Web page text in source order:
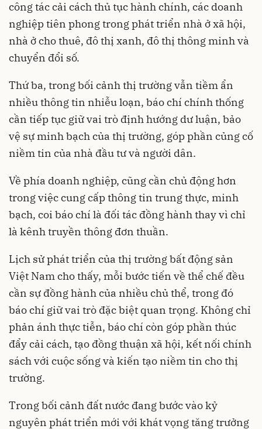
công tác cải cách thủ tục hành chính, các doanh
nghiệp tiên phong trong phát triển nhà ở xã hội,
nhà ở cho thuê, đô thị xanh, đô thị thông minh và
chuyển đổi số.
Thứ ba, trong bối cảnh thị trường vẫn tiềm ẩn
nhiều thông tin nhiễu loạn, báo chí chính thống
cần tiếp tục giữ vai trò định hướng dư luận, bảo
vệ sự minh bạch của thị trường, góp phần củng cố
niềm tin của nhà đầu tư và người dân.
Về phía doanh nghiệp, cũng cần chủ động hơn
trong việc cung cấp thông tin trung thực, minh
bạch, coi báo chí là đối tác đồng hành thay vì chỉ
là kênh truyền thông đơn thuần.
Lịch sử phát triển của thị trường bất động sản
Việt Nam cho thấy, mỗi bước tiến về thể chế đều
cần sự đồng hành của nhiều chủ thể, trong đó
báo chí giữ vai trò đặc biệt quan trọng. Không chỉ
phản ánh thực tiễn, báo chí còn góp phần thúc
đẩy cải cách, tạo đồng thuận xã hội, kết nối chính
sách với cuộc sống và kiến tạo niềm tin cho thị
trường.
Trong bối cảnh đất nước đang bước vào kỷ
nguyên phát triển mới với khát vọng tăng trưởng